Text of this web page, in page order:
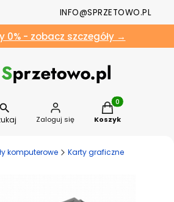
INFO@SPRZETOWO.PL
0% - zobacz szczegóły →
Zaloguj się
Produkty w
Koszyk
komputerowe Karty graficzne